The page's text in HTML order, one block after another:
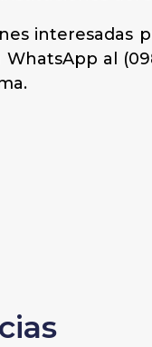
interesadas
al